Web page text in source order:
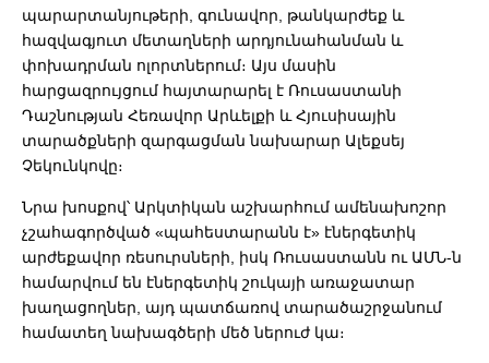
պարարտանյութերի, գունավոր, թանկարժեք և
հազվագյուտ մետաղների արդյունահանման և
փոխադրման ոլորտներում։ Այս մասին
հարցազրույցում հայտարարել է Ռուսաստանի
Դաշնության Հեռավոր Արևելքի և Հյուսիսային
տարածքների զարգացման նախարար Ալեքսեյ
Չեկունկովը։
Նրա խոսքով՝ Արկտիկան աշխարհում ամենախոշոր
չշահագործված «պահեստարանն է» էներգետիկ
արժեքավոր ռեսուրսների, իսկ Ռուսաստանն ու ԱՄՆ-ն
համարվում են էներգետիկ շուկայի առաջատար
խաղացողներ, այդ պատճառով տարածաշրջանում
համատեղ նախագծերի մեծ ներուժ կա։